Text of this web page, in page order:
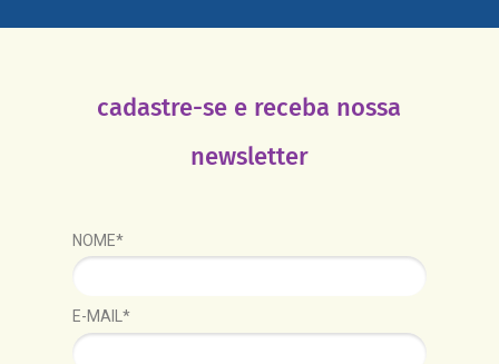
cadastre-se e receba nossa
newsletter
NOME*
E-MAIL*